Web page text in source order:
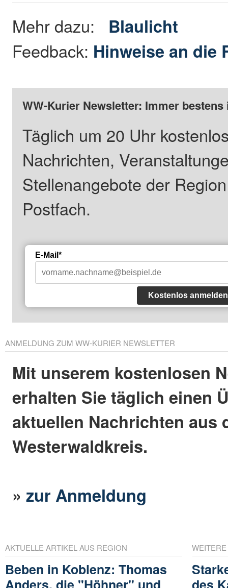
Mehr dazu: Blaulicht
Feedback: Hinweise an die
WW-Kurier Newsletter: Immer
Täglich um 20 Uhr
Nachrichten,
Stellenangebote der
Postfach.
E-Mail*
Kostenlos anmelden
ANMELDUNG ZUM WW-KURIER NEWSLETTER
Mit unserem kostenlosen
erhalten Sie täglich einen
aktuellen Nachrichten aus
Westerwaldkreis.
»zur Anmeldung
AKTUELLE ARTIKEL AUS REGION
Beben in Koblenz: Thomas